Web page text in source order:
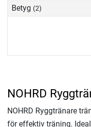
Betyg (2)
NOHRD
NOHRD Ryggtränare
för effektiv träning.